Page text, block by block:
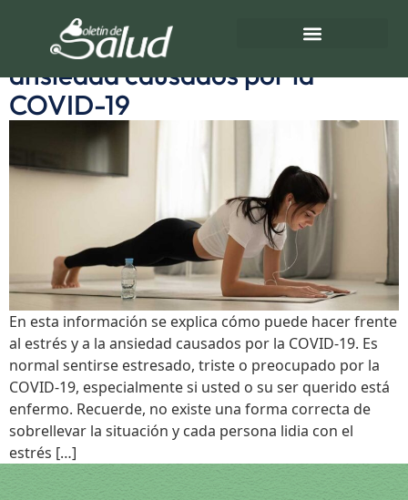
Cómo hacer frente al estrés y la
ansiedad causados por la
COVID-19
En esta información se explica cómo puede hacer frente
al estrés y a la ansiedad causados por la COVID-19. Es
normal sentirse estresado, triste o preocupado por la
COVID-19, especialmente si usted o su ser querido está
enfermo. Recuerde, no existe una forma correcta de
sobrellevar la situación y cada persona lidia con el
estrés […]